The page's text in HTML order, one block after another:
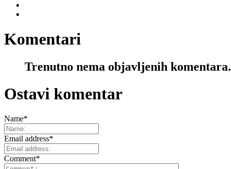
Komentari
Trenutno nema objavljenih komentara.
Ostavi komentar
Name*
Email address*
Comment*